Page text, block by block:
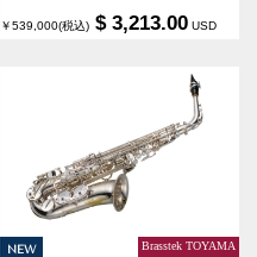
￥539,000(税込) $ 3,213.00USD
NEW Brasstek TOYAMA